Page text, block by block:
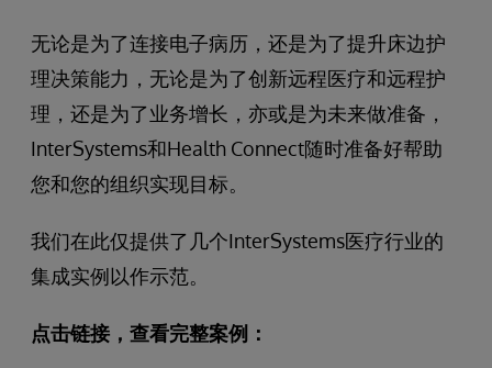
无论是为了连接电子病历，还是为了提升床边护
理决策能力，无论是为了创新远程医疗和远程护
理，还是为了业务增长，亦或是为未来做准备，
InterSystems和Health Connect随时准备好帮助
您和您的组织实现目标。
我们在此仅提供了几个InterSystems医疗行业的
集成实例以作示范。
点击链接，查看完整案例：